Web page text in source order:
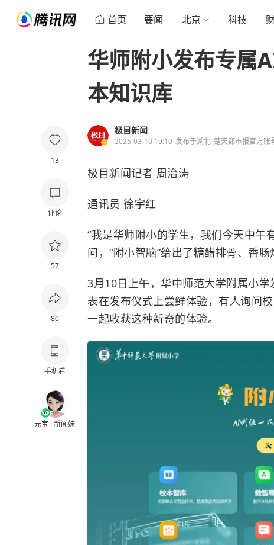
首页 要闻 北京 科技
13
评论
57
80
手机看
元宝 · 新闻妹
华师附小发布专属
本知识库
极目新闻
2025-03-10 19:10 发布于湖北 楚天都市报官方账
极目新闻记者 周治涛
通讯员 徐宇红
“我是华师附小的学生，我们今天中午
问，“附小智脑”给出了糖醋排骨、香
3月10日上午，华中师范大学附属小
表在发布仪式上尝鲜体验，有人询问
一起收获这种新奇的体验。